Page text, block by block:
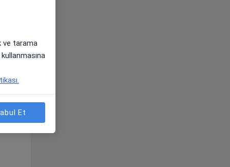
ve tarama
Et